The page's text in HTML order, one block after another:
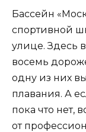
Бассейн
спортивной
улице. Здесь
восемь
одну из них
плавания. А
пока что нет,
от